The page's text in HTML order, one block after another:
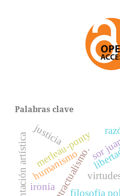
Palabras clave
filosofía
contractualismo.
humanismo
ironía
sor
merleau-ponty
justicia